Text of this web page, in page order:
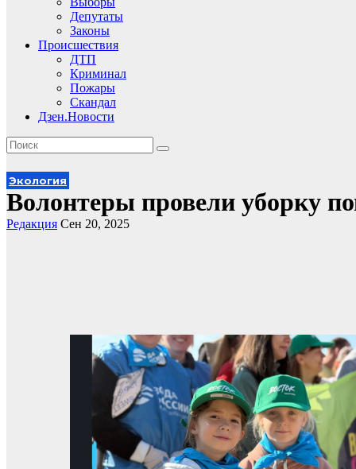
Депутаты
Законы
Происшествия
ДТП
Криминал
Пожары
Скандал
Дзен.Новости
Экология
Волонтеры провели уборку
Редакция Сен 20, 2025